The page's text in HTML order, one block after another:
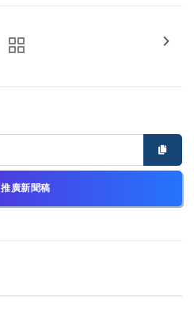
推廣新聞稿